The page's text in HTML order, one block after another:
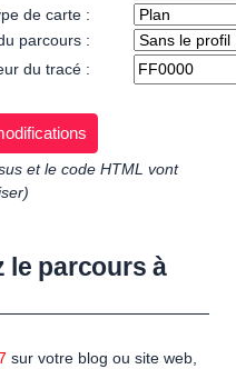
de carte :
parcours :
du tracé :
les modifications
et le code HTML vont
le parcours à
sur votre blog ou site web,